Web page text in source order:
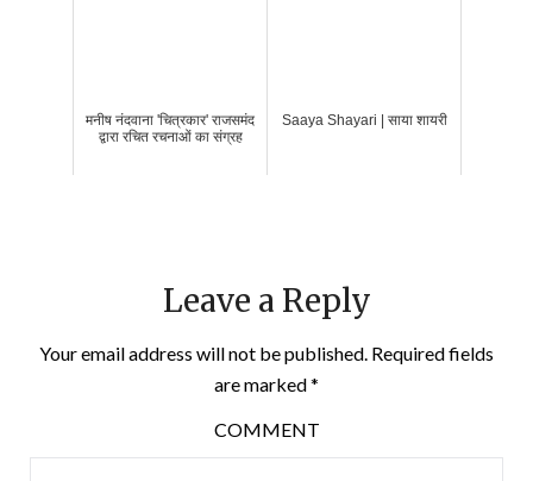
मनीष नंदवाना 'चित्रकार' राजसमंद
द्वारा रचित रचनाओं का संग्रह
Saaya Shayari | साया शायरी
Leave a Reply
Your email address will not be published. Required fields
are marked*
COMMENT